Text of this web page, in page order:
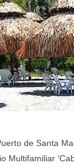
de Santa